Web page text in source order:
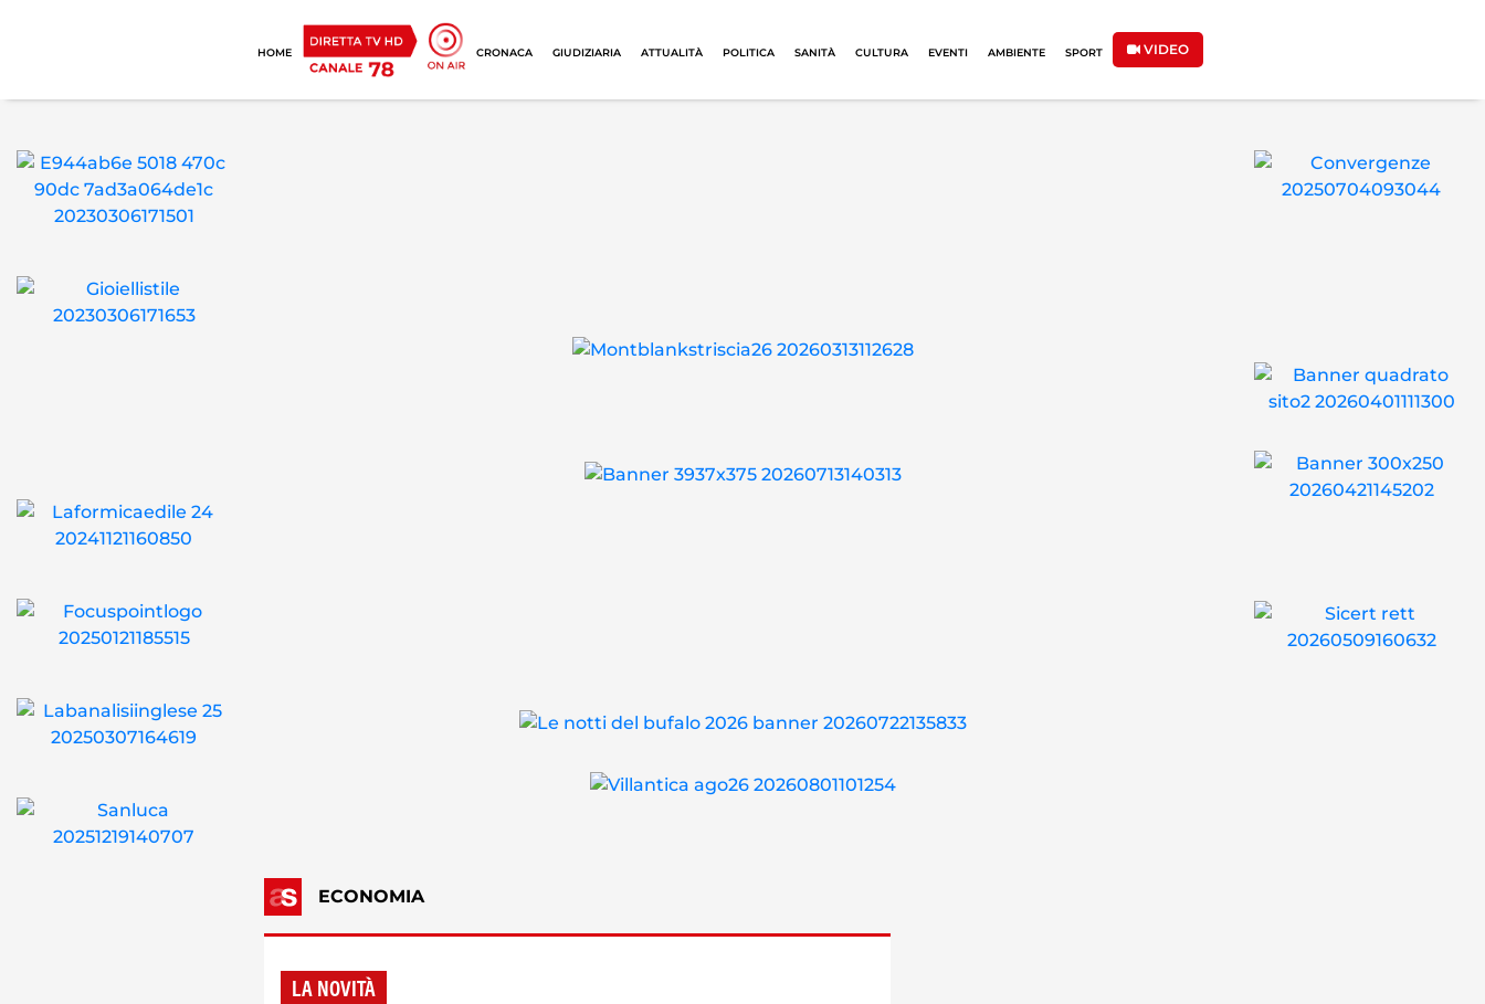
HOME CRONACA GIUDIZIARIA ATTUALITÀ POLITICA SANITÀ CULTURA EVENTI AMBIENTE SPORT VIDEO
ECONOMIA
LA NOVITÀ